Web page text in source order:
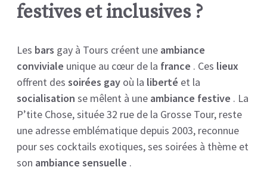
festives et inclusives ?
Les bars gay à Tours créent une ambiance
conviviale unique au cœur de la france . Ces lieux
offrent des soirées gay où la liberté et la
socialisation se mêlent à une ambiance festive . La
P’tite Chose, située 32 rue de la Grosse Tour, reste
une adresse emblématique depuis 2003, reconnue
pour ses cocktails exotiques, ses soirées à thème et
son ambiance sensuelle .